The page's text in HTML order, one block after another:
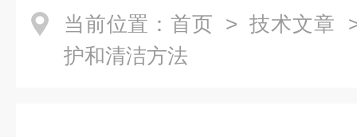
当前位置： 首页 > 技术文章
护和清洁方法